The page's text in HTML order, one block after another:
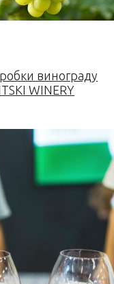
винограду
WINERY